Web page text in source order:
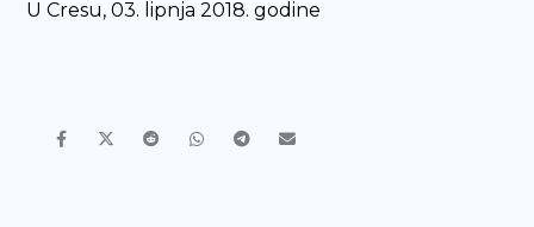
U Cresu, 03. lipnja 2018. godine